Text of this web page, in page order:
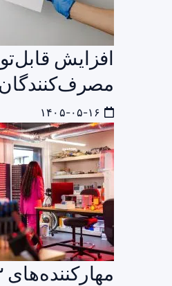
افزایش
مصرف‌کنندگان